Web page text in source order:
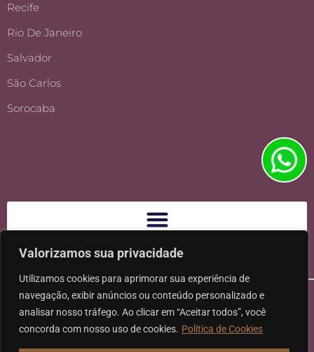
Valorizamos sua privacidade
Utilizamos cookies para aprimorar sua experiência de
navegação, exibir anúncios ou conteúdo personalizado e
analisar nosso tráfego. Ao clicar em “Aceitar todos”, você
concorda com nosso uso de cookies. Política de Cookies
Recife
Rio De Janeiro
Salvador
São Carlos
Sorocaba